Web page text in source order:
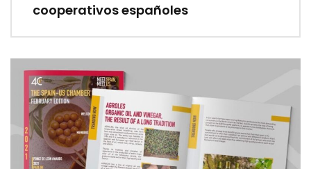
cooperativos españoles